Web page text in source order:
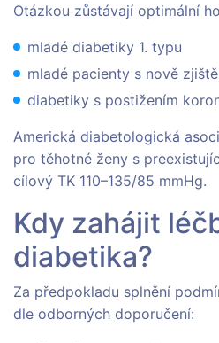
Otázkou zůstávají optimální
mladé diabetiky 1. typu
mladé pacienty s nově
diabetiky s postižením
Americká diabetologická
pro těhotné ženy s
cílový TK 110–135/85 mmHg.
Kdy zahájit
diabetika?
Za předpokladu splnění
dle odborných doporučení: